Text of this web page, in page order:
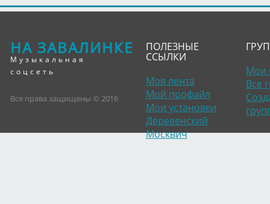
НА ЗАВАЛИНКЕ
Музыкальная
соцсеть
Все права защищены © 2016
ПОЛЕЗНЫЕ
ССЫЛКИ
Моя лента
Мой профайл
Мои установки
Деревенский
Москвич
Мои
Все